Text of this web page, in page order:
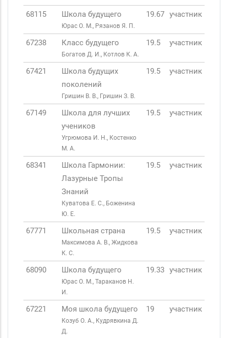
68115 Школа будущего
Юрас О. М., Рязанов Я. П.
19.67 участник
67238 Класс будущего
Богатов Д. И., Котлов К. А.
19.5 участник
67421
Школа будущих
поколений
Гришин В. В., Гришин З. В.
19.5 участник
67149
Школа для лучших
учеников
Угрюмова И. Н., Костенко
М. А.
19.5 участник
68341
Школа Гармонии:
Лазурные Тропы
Знаний
Куватова Е. С., Боженина
Ю. Е.
19.5 участник
67771 Школьная страна
Максимова А. В., Жидкова
К. С.
19.5 участник
68090 Школа будущего
Юрас О. М., Тараканов Н.
И.
19.33 участник
67221 Моя школа будущего
Козуб О. А., Кудрявкина Д.
Д.
19 участник